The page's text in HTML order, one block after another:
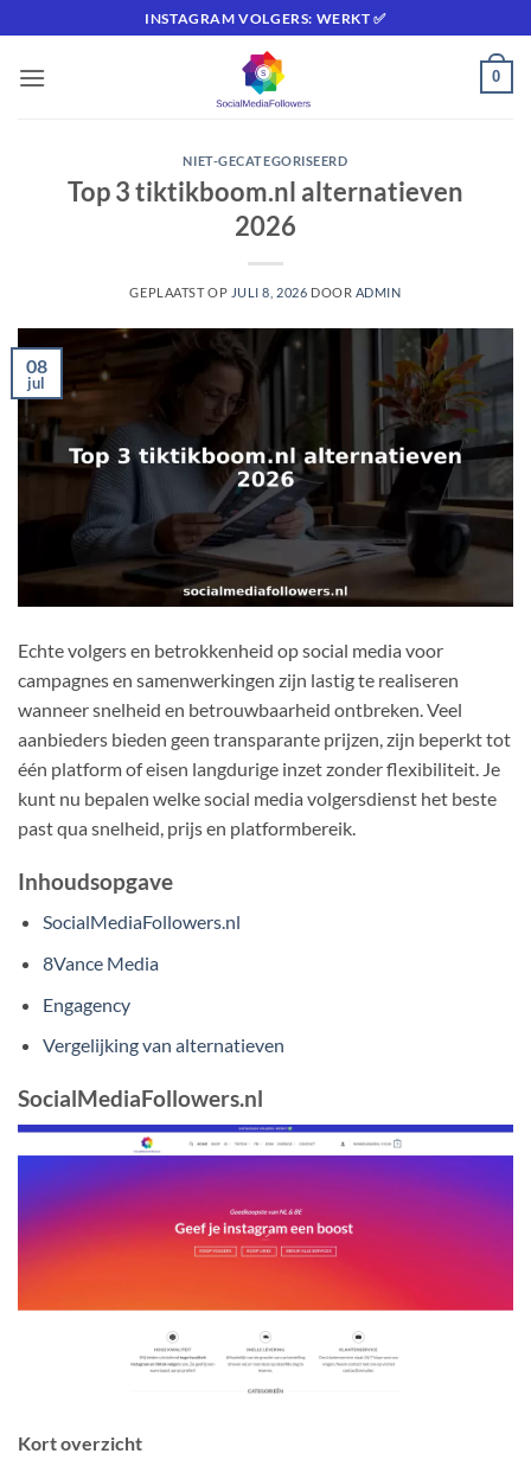
naar
inhoud
INSTAGRAM VOLGERS: WERKT ✅
0
NIET-GECATEGORISEERD
Top 3 tiktikboom.nl alternatieven
2026
GEPLAATST OP JULI 8, 2026 DOOR ADMIN
08
jul
Echte volgers en betrokkenheid op social media voor
campagnes en samenwerkingen zijn lastig te realiseren
wanneer snelheid en betrouwbaarheid ontbreken. Veel
aanbieders bieden geen transparante prijzen, zijn beperkt tot
één platform of eisen langdurige inzet zonder flexibiliteit. Je
kunt nu bepalen welke social media volgersdienst het beste
past qua snelheid, prijs en platformbereik.
Inhoudsopgave
SocialMediaFollowers.nl
8Vance Media
Engagency
Vergelijking van alternatieven
SocialMediaFollowers.nl
Kort overzicht